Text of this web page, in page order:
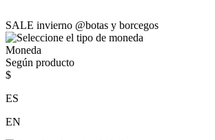
SALE invierno @botas y borcegos
Moneda
Según producto
$
ES
EN